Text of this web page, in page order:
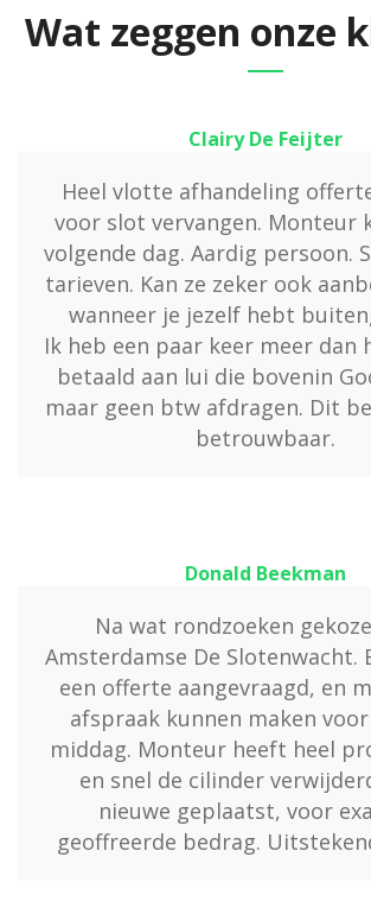
Wat zeggen onze
Clairy De Feijter
Heel vlotte afhandeling
voor slot vervangen. Monteur
volgende dag. Aardig persoon.
tarieven. Kan ze zeker ook
wanneer je jezelf hebt
Ik heb een paar keer meer dan
betaald aan lui die bovenin
maar geen btw afdragen. Dit
betrouwbaar.
Donald Beekman
Na wat rondzoeken
Amsterdamse De Slotenwacht.
een offerte aangevraagd, en
afspraak kunnen maken
middag. Monteur heeft heel
en snel de cilinder
nieuwe geplaatst, voor
geoffreerde bedrag.